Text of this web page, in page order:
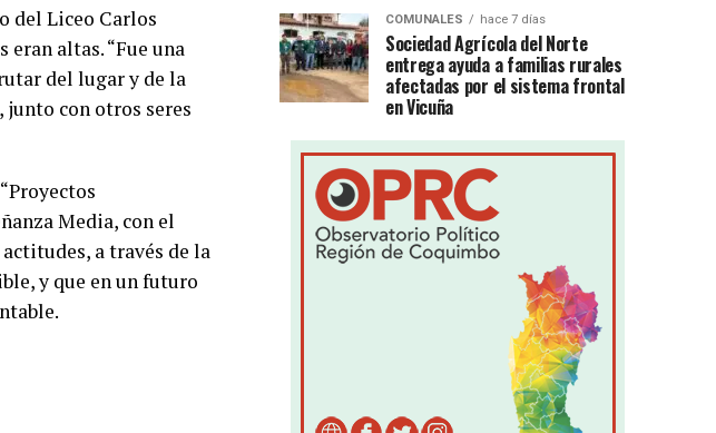
del Liceo Carlos
altas. “Fue una
del lugar y de la
junto con otros seres
Media, con el
a través de la
y que en un futuro
COMUNALES hace 7 días
Sociedad Agrícola del Norte
entrega ayuda a familias rurales
afectadas por el sistema frontal
en Vicuña